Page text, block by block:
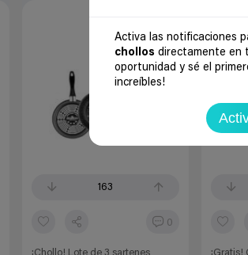
Activa las notificaciones
chollos directamente en
oportunidad y sé el
increíbles!
163
0
¡Chollo! Lote de 3 sartenes
¡Gratis!